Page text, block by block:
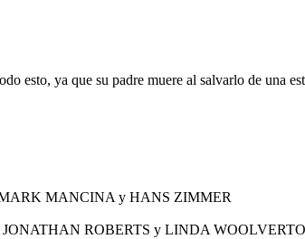
esto, ya que su padre muere al salvarlo de una
MARK MANCINA y HANS ZIMMER
ROBERTS y LINDA